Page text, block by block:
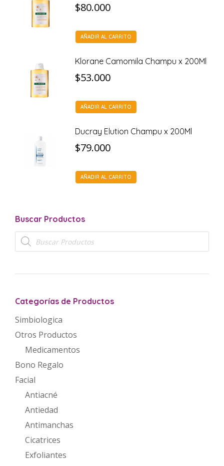
$80.000
AÑADIR AL CARRITO
Klorane Camomila Champu x 200Ml
$53.000
AÑADIR AL CARRITO
Ducray Elution Champu x 200Ml
$79.000
AÑADIR AL CARRITO
Buscar Productos
Búsqueda
de
productos
Categorías de Productos
Simbiologica
Otros Productos
Medicamentos
Bono Regalo
Facial
Antiacné
Antiedad
Antimanchas
Cicatrices
Exfoliantes